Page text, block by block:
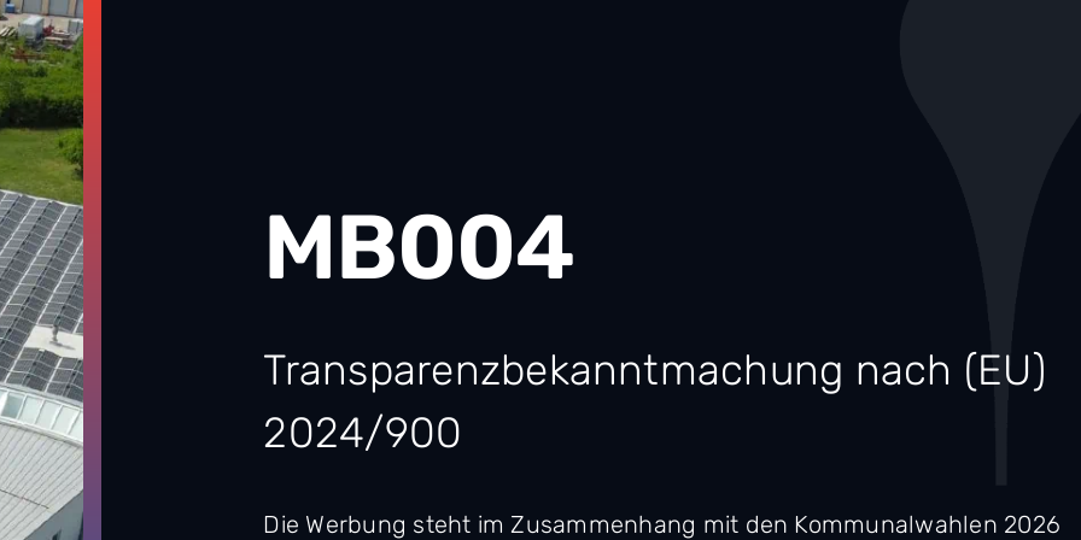
MB004
Transparenzbekanntmachung nach (EU)
2024/900
Die Werbung steht im Zusammenhang mit den Kommunalwahlen 2026